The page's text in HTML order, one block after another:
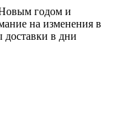
годом и
на изменения в
в дни